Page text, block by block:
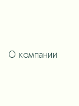
О компании